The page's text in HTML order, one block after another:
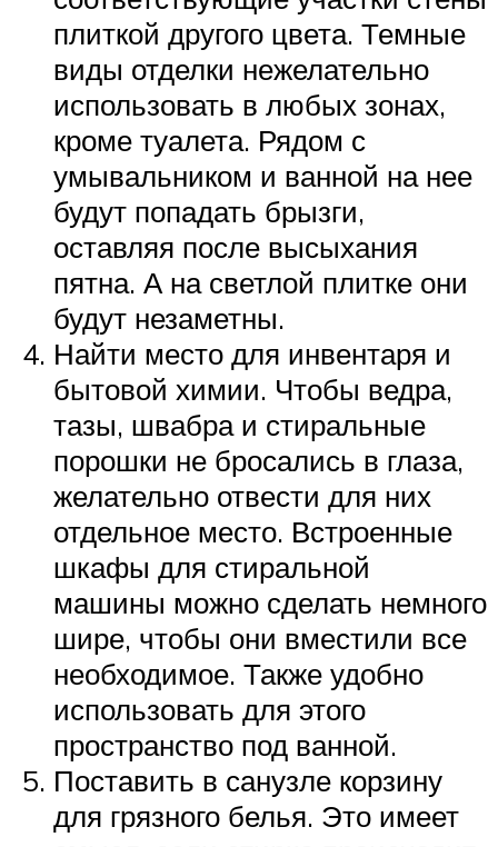
плиткой другого цвета. Темные
виды отделки нежелательно
использовать в любых зонах,
кроме туалета. Рядом с
умывальником и ванной на нее
будут попадать брызги,
оставляя после высыхания
пятна. А на светлой плитке они
будут незаметны.
Найти место для инвентаря и
бытовой химии. Чтобы ведра,
тазы, швабра и стиральные
порошки не бросались в глаза,
желательно отвести для них
отдельное место. Встроенные
шкафы для стиральной
машины можно сделать немного
шире, чтобы они вместили все
необходимое. Также удобно
использовать для этого
пространство под ванной.
Поставить в санузле корзину
для грязного белья. Это имеет